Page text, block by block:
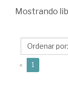
Romero
Raúl
Mostrando
« 1